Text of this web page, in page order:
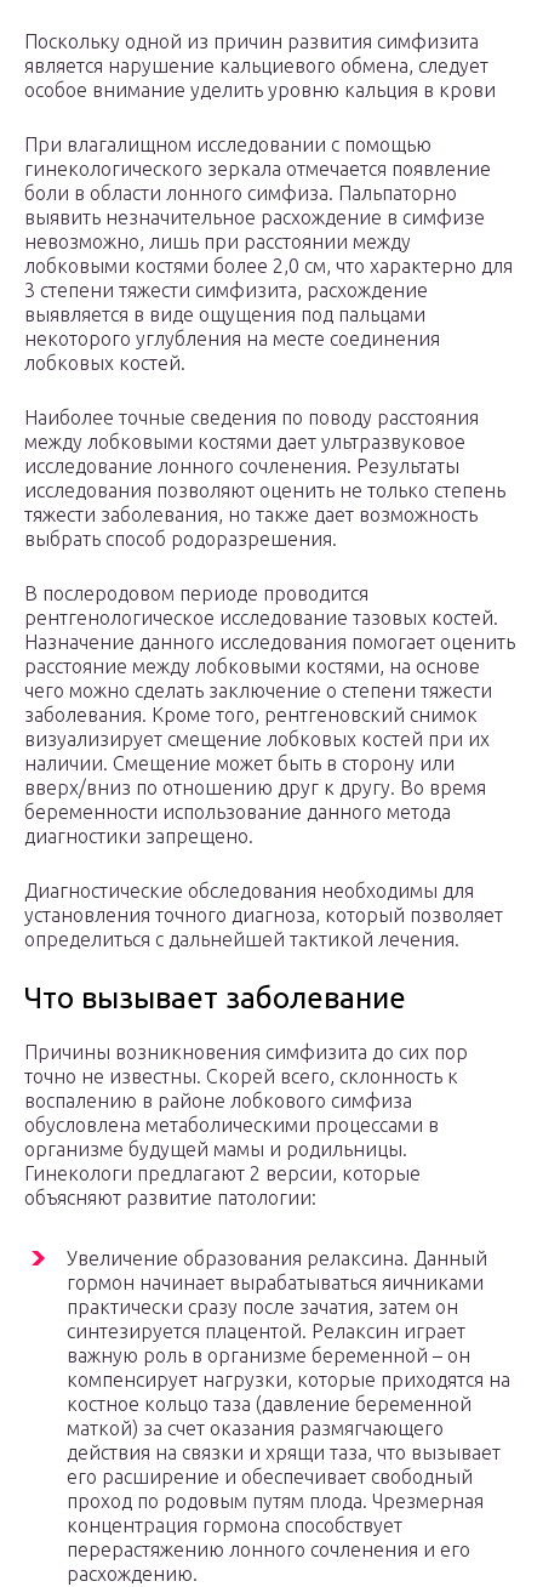
Поскольку одной из причин развития симфизита
является нарушение кальциевого обмена, следует
особое внимание уделить уровню кальция в крови
При влагалищном исследовании с помощью
гинекологического зеркала отмечается появление
боли в области лонного симфиза. Пальпаторно
выявить незначительное расхождение в симфизе
невозможно, лишь при расстоянии между
лобковыми костями более 2,0 см, что характерно для
3 степени тяжести симфизита, расхождение
выявляется в виде ощущения под пальцами
некоторого углубления на месте соединения
лобковых костей.
Наиболее точные сведения по поводу расстояния
между лобковыми костями дает ультразвуковое
исследование лонного сочленения. Результаты
исследования позволяют оценить не только степень
тяжести заболевания, но также дает возможность
выбрать способ родоразрешения.
В послеродовом периоде проводится
рентгенологическое исследование тазовых костей.
Назначение данного исследования помогает оценить
расстояние между лобковыми костями, на основе
чего можно сделать заключение о степени тяжести
заболевания. Кроме того, рентгеновский снимок
визуализирует смещение лобковых костей при их
наличии. Смещение может быть в сторону или
вверх/вниз по отношению друг к другу. Во время
беременности использование данного метода
диагностики запрещено.
Диагностические обследования необходимы для
установления точного диагноза, который позволяет
определиться с дальнейшей тактикой лечения.
Что вызывает заболевание
Причины возникновения симфизита до сих пор
точно не известны. Скорей всего, склонность к
воспалению в районе лобкового симфиза
обусловлена метаболическими процессами в
организме будущей мамы и родильницы.
Гинекологи предлагают 2 версии, которые
объясняют развитие патологии:
Увеличение образования релаксина. Данный
гормон начинает вырабатываться яичниками
практически сразу после зачатия, затем он
синтезируется плацентой. Релаксин играет
важную роль в организме беременной – он
компенсирует нагрузки, которые приходятся на
костное кольцо таза (давление беременной
маткой) за счет оказания размягчающего
действия на связки и хрящи таза, что вызывает
его расширение и обеспечивает свободный
проход по родовым путям плода. Чрезмерная
концентрация гормона способствует
перерастяжению лонного сочленения и его
расхождению.